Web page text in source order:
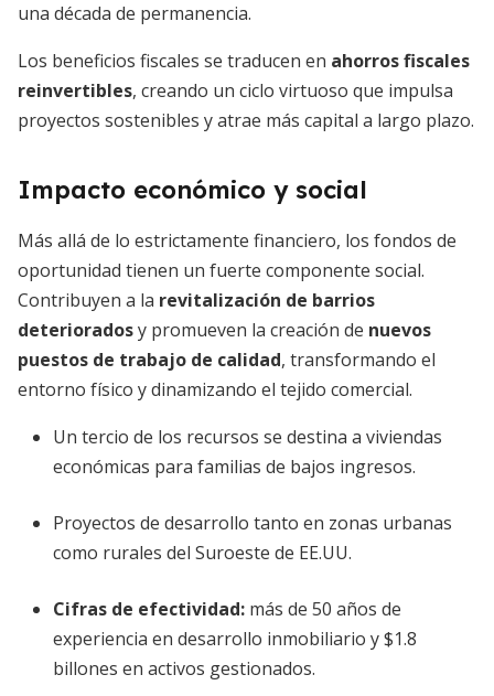
una década de permanencia.
Los beneficios fiscales se traducen en ahorros fiscales
reinvertibles, creando un ciclo virtuoso que impulsa
proyectos sostenibles y atrae más capital a largo plazo.
Impacto económico y social
Más allá de lo estrictamente financiero, los fondos de
oportunidad tienen un fuerte componente social.
Contribuyen a la revitalización de barrios
deterioradosy promueven la creación de nuevos
puestos de trabajo de calidad, transformando el
entorno físico y dinamizando el tejido comercial.
Un tercio de los recursos se destina a viviendas
económicas para familias de bajos ingresos.
Proyectos de desarrollo tanto en zonas urbanas
como rurales del Suroeste de EE.UU.
Cifras de efectividad: más de 50 años de
experiencia en desarrollo inmobiliario y $1.8
billones en activos gestionados.